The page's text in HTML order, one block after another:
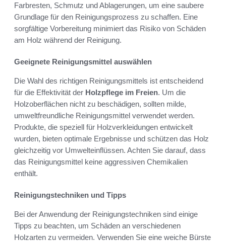
Farbresten, Schmutz und Ablagerungen, um eine saubere
Grundlage für den Reinigungsprozess zu schaffen. Eine
sorgfältige Vorbereitung minimiert das Risiko von Schäden
am Holz während der Reinigung.
Geeignete Reinigungsmittel auswählen
Die Wahl des richtigen Reinigungsmittels ist entscheidend
für die Effektivität der Holzpflege im Freien. Um die
Holzoberflächen nicht zu beschädigen, sollten milde,
umweltfreundliche Reinigungsmittel verwendet werden.
Produkte, die speziell für Holzverkleidungen entwickelt
wurden, bieten optimale Ergebnisse und schützen das Holz
gleichzeitig vor Umwelteinflüssen. Achten Sie darauf, dass
das Reinigungsmittel keine aggressiven Chemikalien
enthält.
Reinigungstechniken und Tipps
Bei der Anwendung der Reinigungstechniken sind einige
Tipps zu beachten, um Schäden an verschiedenen
Holzarten zu vermeiden. Verwenden Sie eine weiche Bürste